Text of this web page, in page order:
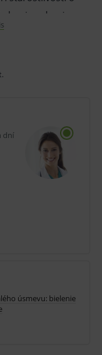
zubnej
zubov.
dlhšie.
absorbciu
pást
fluoridov.
a zároveň
dní
úsmevu: bielenie